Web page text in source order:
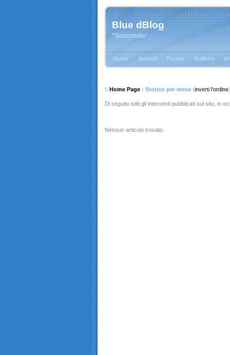
Blue dBlog
"Sottotitolo"
Home Articoli Forum Galleria
\\ Home Page : Storico per mese (inverti l'ordine)
Di seguito tutti gli interventi pubblicati sul sito, in
Nessun articolo trovato.